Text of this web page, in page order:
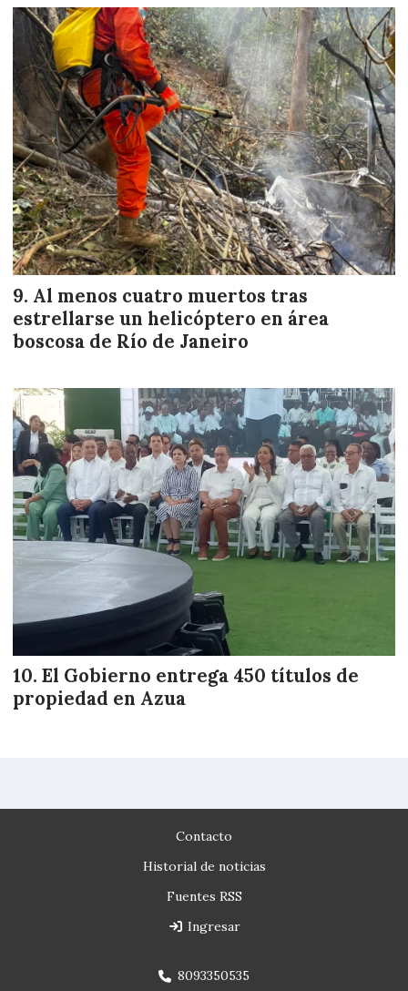
Al menos cuatro muertos tras
estrellarse un helicóptero en área
boscosa de Río de Janeiro
El Gobierno entrega 450 títulos de
propiedad en Azua
Contacto
Historial de noticias
Fuentes RSS
Ingresar
8093350535